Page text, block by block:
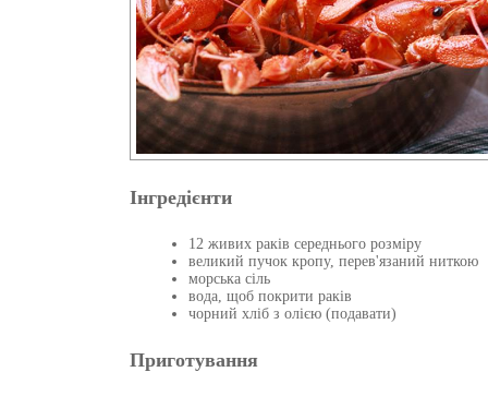
Інгредієнти
12 живих раків середнього розміру
великий пучок кропу, перев'язаний ниткою
морська сіль
вода, щоб покрити раків
чорний хліб з олією (подавати)
Приготування